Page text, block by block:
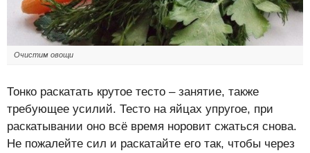
Очистим овощи
Тонко раскатать крутое тесто – занятие, также
требующее усилий. Тесто на яйцах упругое, при
раскатывании оно всё время норовит сжаться снова.
Не пожалейте сил и раскатайте его так, чтобы через